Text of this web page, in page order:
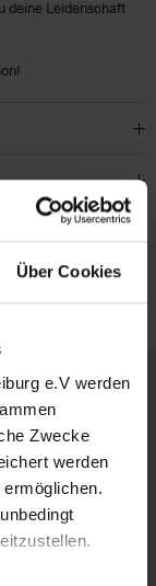
Über Cookies
e.V werden
Zwecke
werden
deine Leidenschaft